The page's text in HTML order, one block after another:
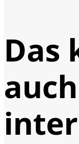
Das
auch